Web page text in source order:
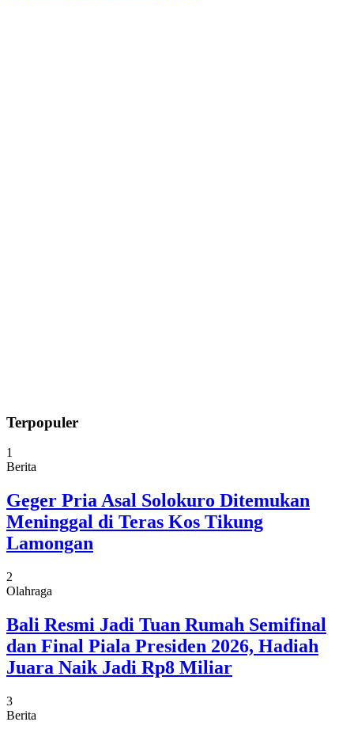
Terpopuler
1
Berita
Geger Pria Asal Solokuro Ditemukan
Meninggal di Teras Kos Tikung
Lamongan
2
Olahraga
Bali Resmi Jadi Tuan Rumah Semifinal
dan Final Piala Presiden 2026, Hadiah
Juara Naik Jadi Rp8 Miliar
3
Berita